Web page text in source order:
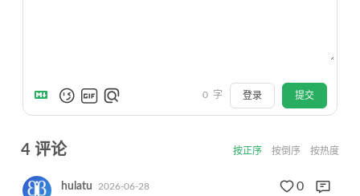
0 字 登录 提交
4 评论 按正序 按倒序 按热度
hulatu 2026-06-28 0